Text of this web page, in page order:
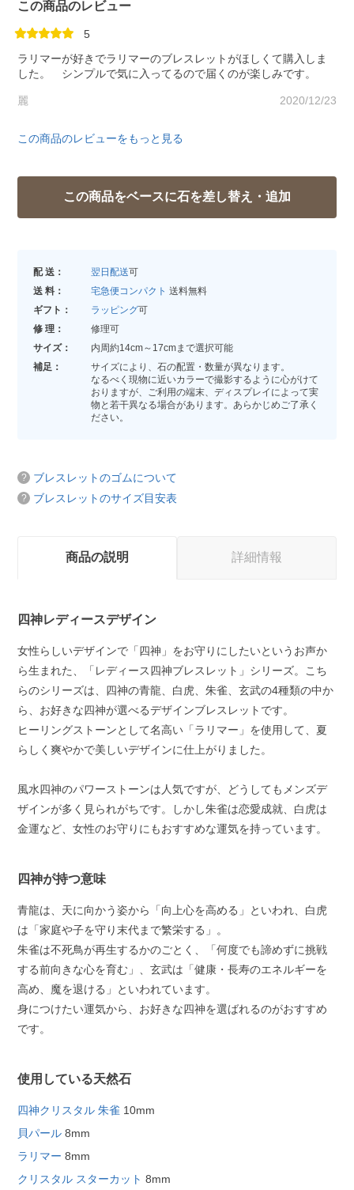
この商品のレビュー
5
ラリマーが好きでラリマーのブレスレットがほしくて購入しま
した。 シンプルで気に入ってるので届くのが楽しみです。
麗 2020/12/23
この商品のレビューをもっと見る
配 送： 翌日配送可
送 料：
宅急便コンパクト 送料無料
ギフト：
ラッピング可
修 理：
修理可
サイズ：
内周約14cm～17cmまで選択可能
補足：
サイズにより、石の配置・数量が異なります。
なるべく現物に近いカラーで撮影するように心がけて
おりますが、ご利用の端末、ディスプレイによって実
物と若干異なる場合があります。あらかじめご了承く
ださい。
ブレスレットのゴムについて
ブレスレットのサイズ目安表
商品の説明 詳細情報
四神レディースデザイン
女性らしいデザインで「四神」をお守りにしたいというお声か
ら生まれた、「レディース四神ブレスレット」シリーズ。こち
らのシリーズは、四神の青龍、白虎、朱雀、玄武の4種類の中か
ら、お好きな四神が選べるデザインブレスレットです。
ヒーリングストーンとして名高い「ラリマー」を使用して、夏
らしく爽やかで美しいデザインに仕上がりました。
風水四神のパワーストーンは人気ですが、どうしてもメンズデ
ザインが多く見られがちです。しかし朱雀は恋愛成就、白虎は
金運など、女性のお守りにもおすすめな運気を持っています。
四神が持つ意味
青龍は、天に向かう姿から「向上心を高める」といわれ、白虎
は「家庭や子を守り末代まで繁栄する」。
朱雀は不死鳥が再生するかのごとく、「何度でも諦めずに挑戦
する前向きな心を育む」、玄武は「健康・長寿のエネルギーを
高め、魔を退ける」といわれています。
身につけたい運気から、お好きな四神を選ばれるのがおすすめ
です。
使用している天然石
四神クリスタル 朱雀 10mm
貝パール 8mm
ラリマー 8mm
クリスタル スターカット 8mm